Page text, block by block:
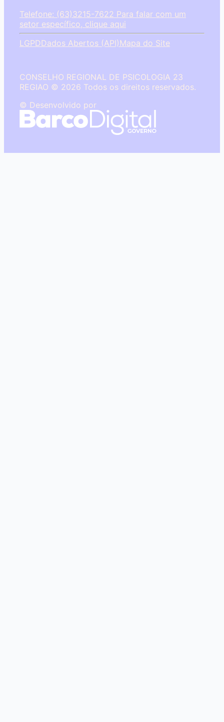
Telefone: (63)3215-7622 Para falar com um
setor específico, clique aqui
LGPDDados Abertos (API)Mapa do Site
CONSELHO REGIONAL DE PSICOLOGIA 23
REGIAO © 2026 Todos os direitos reservados.
© Desenvolvido por